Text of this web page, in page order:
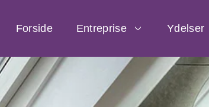
Forside Entreprise Ydelser